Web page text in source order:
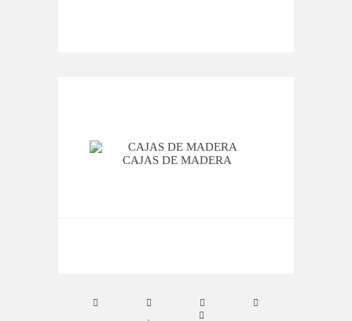
CAJAS DE MADERA